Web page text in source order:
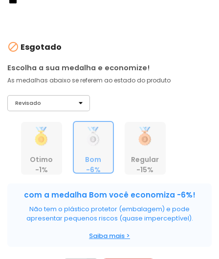
 Esgotado
Escolha a sua medalha e economize!
As medalhas abaixo se referem ao estado do produto
Otimo
-1%
Bom
-6%
Regular
-15%
com a medalha Bom você economiza -6%!
Não tem o plástico protetor (embalagem) e pode
apresentar pequenos riscos (quase imperceptível).
Saiba mais >